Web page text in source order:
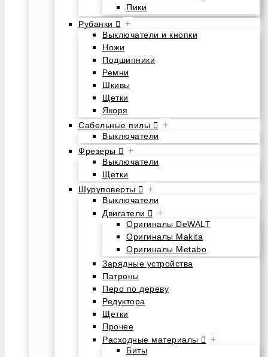
Пики
Рубанки
+
Выключатели и кнопки
Ножи
Подшипники
Ремни
Шкивы
Щетки
Якоря
Сабельные пилы
+
Выключатели
Фрезеры
+
Выключатели
Щетки
Шуруповерты
+
Выключатели
Двигатели
+
Оригиналы DeWALT
Оригиналы Makita
Оригиналы Metabo
Зарядные устройства
Патроны
Перо по дереву
Редуктора
Щетки
Прочее
Расходные материалы
+
Биты